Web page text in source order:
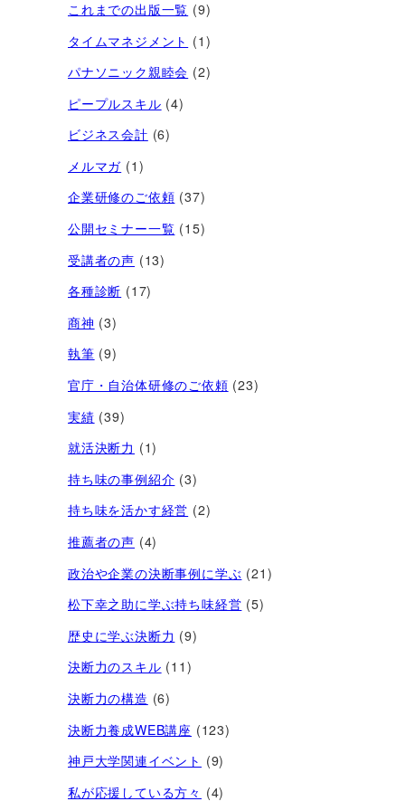
これまでの出版一覧 (9)
タイムマネジメント (1)
パナソニック親睦会 (2)
ピープルスキル (4)
ビジネス会計 (6)
メルマガ (1)
企業研修のご依頼 (37)
公開セミナー一覧 (15)
受講者の声 (13)
各種診断 (17)
商神 (3)
執筆 (9)
官庁・自治体研修のご依頼 (23)
実績 (39)
就活決断力 (1)
持ち味の事例紹介 (3)
持ち味を活かす経営​ (2)
推薦者の声 (4)
政治や企業の決断事例に学ぶ (21)
松下幸之助に学ぶ持ち味経営 (5)
歴史に学ぶ決断力 (9)
決断力のスキル (11)
決断力の構造 (6)
決断力養成WEB講座 (123)
神戸大学関連イベント (9)
私が応援している方々 (4)